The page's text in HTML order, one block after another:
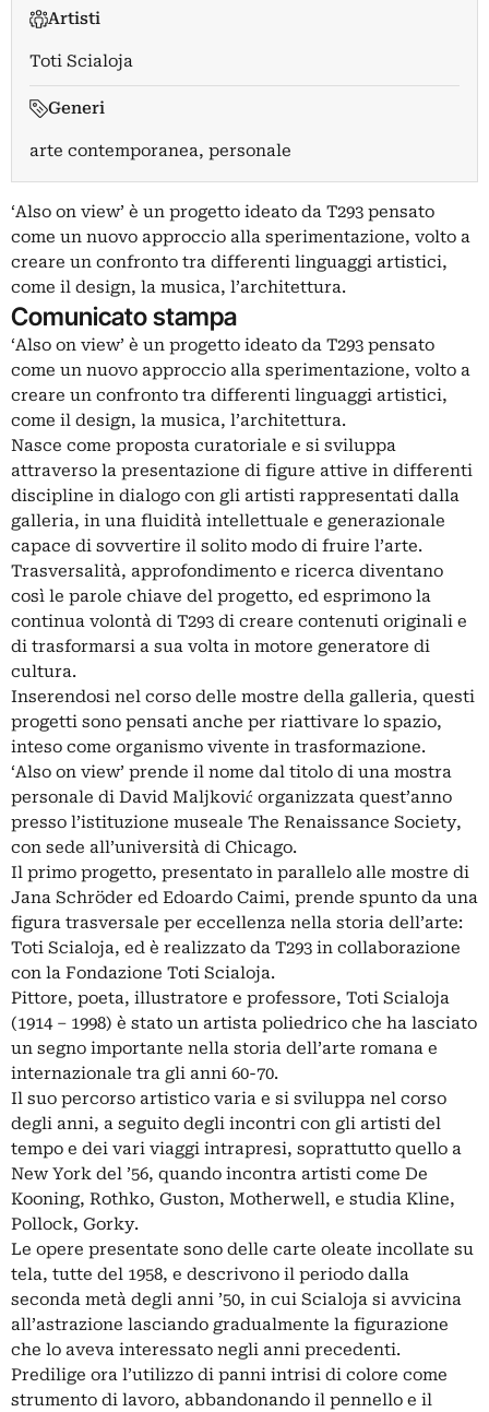
Artisti
Toti Scialoja
Generi
arte contemporanea, personale
‘Also on view’ è un progetto ideato da T293 pensato
come un nuovo approccio alla sperimentazione, volto a
creare un confronto tra differenti linguaggi artistici,
come il design, la musica, l’architettura.
Comunicato stampa
‘Also on view’ è un progetto ideato da T293 pensato
come un nuovo approccio alla sperimentazione, volto a
creare un confronto tra differenti linguaggi artistici,
come il design, la musica, l’architettura.
Nasce come proposta curatoriale e si sviluppa
attraverso la presentazione di figure attive in differenti
discipline in dialogo con gli artisti rappresentati dalla
galleria, in una fluidità intellettuale e generazionale
capace di sovvertire il solito modo di fruire l’arte.
Trasversalità, approfondimento e ricerca diventano
così le parole chiave del progetto, ed esprimono la
continua volontà di T293 di creare contenuti originali e
di trasformarsi a sua volta in motore generatore di
cultura.
Inserendosi nel corso delle mostre della galleria, questi
progetti sono pensati anche per riattivare lo spazio,
inteso come organismo vivente in trasformazione.
‘Also on view’ prende il nome dal titolo di una mostra
personale di David Maljković organizzata quest’anno
presso l’istituzione museale The Renaissance Society,
con sede all’università di Chicago.
Il primo progetto, presentato in parallelo alle mostre di
Jana Schröder ed Edoardo Caimi, prende spunto da una
figura trasversale per eccellenza nella storia dell’arte:
Toti Scialoja, ed è realizzato da T293 in collaborazione
con la Fondazione Toti Scialoja.
Pittore, poeta, illustratore e professore, Toti Scialoja
(1914 – 1998) è stato un artista poliedrico che ha lasciato
un segno importante nella storia dell’arte romana e
internazionale tra gli anni 60-70.
Il suo percorso artistico varia e si sviluppa nel corso
degli anni, a seguito degli incontri con gli artisti del
tempo e dei vari viaggi intrapresi, soprattutto quello a
New York del ’56, quando incontra artisti come De
Kooning, Rothko, Guston, Motherwell, e studia Kline,
Pollock, Gorky.
Le opere presentate sono delle carte oleate incollate su
tela, tutte del 1958, e descrivono il periodo dalla
seconda metà degli anni ’50, in cui Scialoja si avvicina
all’astrazione lasciando gradualmente la figurazione
che lo aveva interessato negli anni precedenti.
Predilige ora l’utilizzo di panni intrisi di colore come
strumento di lavoro, abbandonando il pennello e il